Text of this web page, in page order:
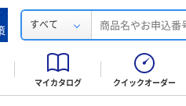
すべて
マイカタログ クイックオーダー